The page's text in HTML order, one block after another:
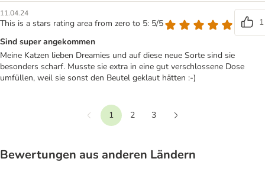
11.04.24
This is a stars rating area from zero to 5: 5/5
1
Sind super angekommen
Meine Katzen lieben Dreamies und auf diese neue Sorte sind sie
besonders scharf. Musste sie extra in eine gut verschlossene Dose
umfüllen, weil sie sonst den Beutel geklaut hätten :-)
Vorherige
1 2
3
Bewertungen aus anderen Ländern